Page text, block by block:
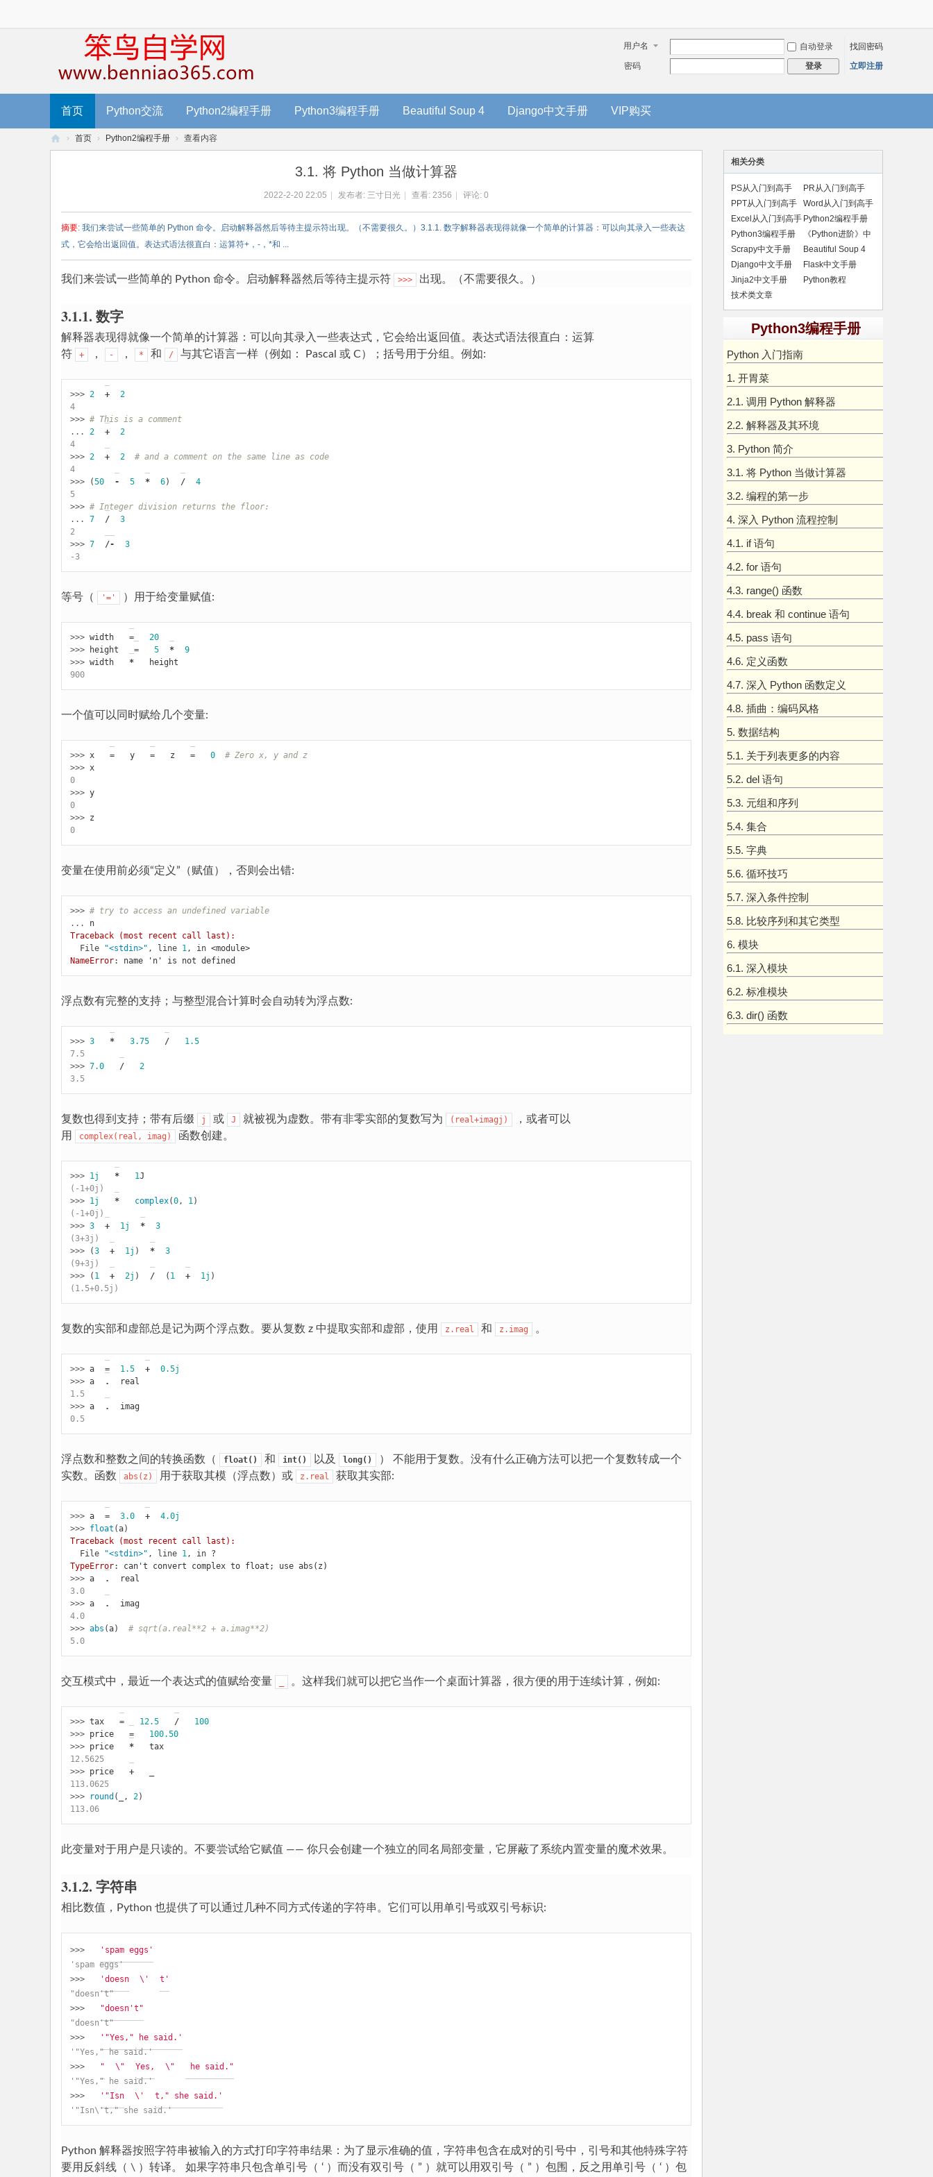
用户名 自动登录
找回密码
密码
登录 立即注册
首页 Python交流 Python2编程手册 Python3编程手册 Beautiful Soup 4 Django中文手册 VIP购买
› 首页 › Python2编程手册 › 查看内容
3.1. 将 Python 当做计算器
2022-2-20 22:05 发布者: 三寸日光 查看: 2356 评论: 0
摘要: 我们来尝试一些简单的 Python 命令。启动解释器然后等待主提示符出现。（不需要很久。）3.1.1. 数字解释器表现得就像一个简单的计算器：可以向其录入一些表达
式，它会给出返回值。表达式语法很直白：运算符+，-，*和 ...
我们来尝试一些简单的 Python 命令。启动解释器然后等待主提示符 >>> 出现。（不需要很久。）
3.1.1. 数字
解释器表现得就像一个简单的计算器：可以向其录入一些表达式，它会给出返回值。表达式语法很直白：运算
符
+ ， - ， * 和 / 与其它语言一样（例如： Pascal 或 C）；括号用于分组。例如:
>>> 2 +
2
4
>>> # This is a comment
... 2 +
2
4
>>> 2 + 2
# and a comment on the same line as code
4
>>>
(50 - 5 * 6) /
4
5
>>> # Integer division returns the floor:
... 7 /
3
2
>>> 7 /-
3
-3
等号（ '=' ）用于给变量赋值:
>>> width =
20
>>>
height = 5 *
9
>>> width *
height
900
一个值可以同时赋给几个变量:
>>> x = y = z = 0
# Zero x, y and z
>>> x
0
>>> y
0
>>> z
0
变量在使用前必须“定义”（赋值），否则会出错:
>>> # try to access an undefined variable
... n
Traceback (most recent call last):
  File
"<stdin>" , line 1, in <module>
NameError: name 'n' is not defined
浮点数有完整的支持；与整型混合计算时会自动转为浮点数:
>>> 3 * 3.75 /
1.5
7.5
>>> 7.0 /
2
3.5
复数也得到支持；带有后缀 j 或 J 就被视为虚数。带有非零实部的复数写为 (real+imagj)
，或者可以
用
complex(real, imag) 函数创建。
>>> 1j * 1J
(-1+0j)
>>> 1j * complex(0, 1)
(-1+0j)
>>> 3 + 1j *
3
(3+3j)
>>>
(3 + 1j ) *
3
(9+3j)
>>>
( 1 + 2j ) / ( 1 + 1j )
(1.5+0.5j)
复数的实部和虚部总是记为两个浮点数。要从复数 z 中提取实部和虚部，使用 z.real 和 z.imag 。
>>> a = 1.5 +
0.5j
>>> a .
real
1.5
>>> a .
imag
0.5
浮点数和整数之间的转换函数（ float() 和 int() 以及 long()
） 不能用于复数。没有什么正确方法可以把一个复数转成一个
实数。函数
abs(z) 用于获取其模（浮点数）或 z.real 获取其实部:
>>> a = 3.0 +
4.0j
>>> float (a)
Traceback (most recent call last):
  File
"<stdin>" , line 1, in ?
TypeError: can't convert complex to float; use abs(z)
>>> a .
real
3.0
>>> a .
imag
4.0
>>> abs (a)
# sqrt(a.real**2 + a.imag**2)
5.0
交互模式中，最近一个表达式的值赋给变量 。这样我们就可以把它当作一个桌面计算器，很方便的用于连续计算，例如:
>>> tax = 12.5 /
100
>>> price =
100.50
>>> price *
tax
12.5625
>>> price +
113.0625
>>>
round ( , 2)
113.06
此变量对于用户是只读的。不要尝试给它赋值 —— 你只会创建一个独立的同名局部变量，它屏蔽了系统内置变量的魔术效果。
3.1.2. 字符串
相比数值，Python 也提供了可以通过几种不同方式传递的字符串。它们可以用单引号或双引号标识:
>>>
'spam eggs'
'spam eggs'
>>>
'doesn \'
t'
"doesn't"
>>>
"doesn't"
"doesn't"
>>>
'"Yes," he said.'
'"Yes," he said.'
>>>
" \" Yes, \"
he said."
'"Yes," he said.'
>>>
'"Isn \'
t," she said.'
'"Isn\'t," she said.'
Python 解释器按照字符串被输入的方式打印字符串结果：为了显示准确的值，字符串包含在成对的引号中，引号和其他特殊字符
要用反斜线（ \ ）转译。 如果字符串只包含单引号（ ‘ ）而没有双引号（ ” ）就可以用双引号（ ” ）包围，反之用单引号（ ‘ ）包
相关分类
PS从入门到高手
PR从入门到高手
PPT从入门到高手
Word从入门到高手
Excel从入门到高手 Python2编程手册
Python3编程手册
《Python进阶》中
文版
Scrapy中文手册
Beautiful Soup 4
手册
Django中文手册
Flask中文手册
Jinja2中文手册
Python教程
技术类文章
Python3编程手册
Python 入门指南
1. 开胃菜
2.1. 调用 Python 解释器
2.2. 解释器及其环境
3. Python 简介
3.1. 将 Python 当做计算器
3.2. 编程的第一步
4. 深入 Python 流程控制
4.1. if 语句
4.2. for 语句
4.3. range() 函数
4.4. break 和 continue 语句
4.5. pass 语句
4.6. 定义函数
4.7. 深入 Python 函数定义
4.8. 插曲：编码风格
5. 数据结构
5.1. 关于列表更多的内容
5.2. del 语句
5.3. 元组和序列
5.4. 集合
5.5. 字典
5.6. 循环技巧
5.7. 深入条件控制
5.8. 比较序列和其它类型
6. 模块
6.1. 深入模块
6.2. 标准模块
6.3. dir() 函数